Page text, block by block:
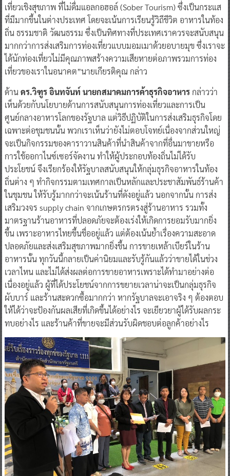
เที่ยวเชิงสุขภาพ ที่ไม่ดื่มแอลกอฮอล์ (Sober Tourism) ซึ่งเป็นกระแส
ที่มีมากขึ้นในต่างประเทศ โดยจะเน้นการเรียนรู้วิถีชีวิต อาหารในท้อง
ถิ่น ธรรมชาติ วัฒนธรรม ซึ่งเป็นทิศทางที่ประเทศเราควรจะสนับสนุน
มากกว่าการส่งเสริมการท่องเที่ยวแบบมอมเมาด้วยอบายมุข ซึ่งเราจะ
ได้นักท่องเที่ยวไม่มีคุณภาพสร้างความเสียหายต่อภาพรวมการท่อง
เที่ยวของเราในอนาคต”นายเกียรติคุณ กล่าว
ด้านดร.วิฑูร อินทจันท์ นายกสมาคมการค้าธุรกิจอาหาร กล่าวว่า
เห็นด้วยกับนโยบายด้านการสนับสนุนการท่องเที่ยวและการเป็น
ศูนย์กลางอาหารโลกของรัฐบาล แต่วิธีปฏิบัติในการส่งเสริมธุรกิจโดย
เฉพาะต่อชุมชนนั้น พวกเราเห็นว่ายังไม่ตอบโจทย์เนื่องจากส่วนใหญ่
จะเป็นกิจกรรมของคาราวานสินค้าที่นำสินค้าจากที่อื่นมาขายหรือ
การใช้ออกาไนซ์เซอร์จัดงาน ทำให้ผู้ประกอบท้องถิ่นไม่ได้รับ
ประโยชน์ จึงเรียกร้องให้รัฐบาลสนับสนุนให้กลุ่มธุรกิจอาหารในท้อง
ถิ่นต่าง ๆ ทำกิจกรรมตามเทศกาลเป็นหลักและประชาสัมพันธ์ร้านค้า
ในชุมชน ให้รับรู้มากกว่าจะเน้นร้านที่ดังอยู่แล้ว นอกจากนั้น การส่ง
เสริมวงจร supply chain จากเกษตรกรตรงสู่ร้านอาหาร รวมทั้ง
มาตรฐานร้านอาหารที่ปลอดภัยจะต้องเร่งให้เกิดการยอมรับมากยิ่ง
ขึ้น เพราะอาหารไทยขึ้นชื่ออยู่แล้ว แต่ต้องเน้นย้ำเรื่องความสะอาด
ปลอดภัยและส่งเสริมสุขภาพมากยิ่งขึ้น การขายเหล้าเบียร์ในร้าน
อาหารนั้น ทุกวันนี้กลายเป็นค่านิยมและรับรู้กันแล้วว่าขายได้ในช่วง
เวลาไหน และไม่ได้ส่งผลต่อการขายอาหารเพราะได้ทำมาอย่างต่อ
เนื่องอยู่แล้ว ผู้ที่ได้ประโยชน์จากการขยายเวลาน่าจะเป็นกลุ่มธุรกิจ
ผับบาร์ และร้านสะดวกซื้อมากกว่า หากรัฐบาลจะเอาจริง ๆ ต้องตอบ
ให้ได้ว่าจะป้องกันผลเสียที่เกิดขึ้นได้อย่างไร จะเยียวยาผู้ได้รับผลกระ
ทบอย่างไร และร้านค้าที่ขายจะมีส่วนรับผิดชอบต่อลูกค้าอย่างไร